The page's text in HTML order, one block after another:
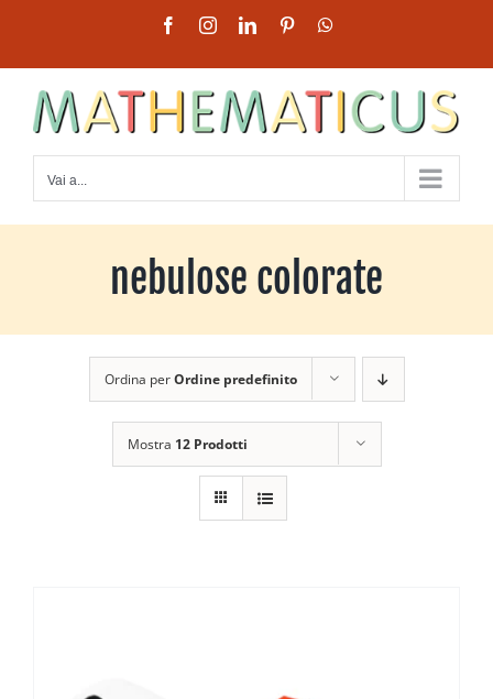
contenuto
FacebookInstagramLinkedInPinterest
Vai a...
nebulose colorate
Ordina perOrdine predefinito
Mostra 12 Prodotti